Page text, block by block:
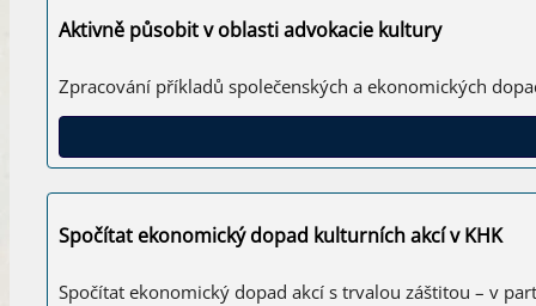
Aktivně působit v oblasti advokacie kultury
Zpracování příkladů společenských a ekonomických
Spočítat ekonomický dopad kulturních akcí v KHK
Spočítat ekonomický dopad akcí s trvalou záštitou – v